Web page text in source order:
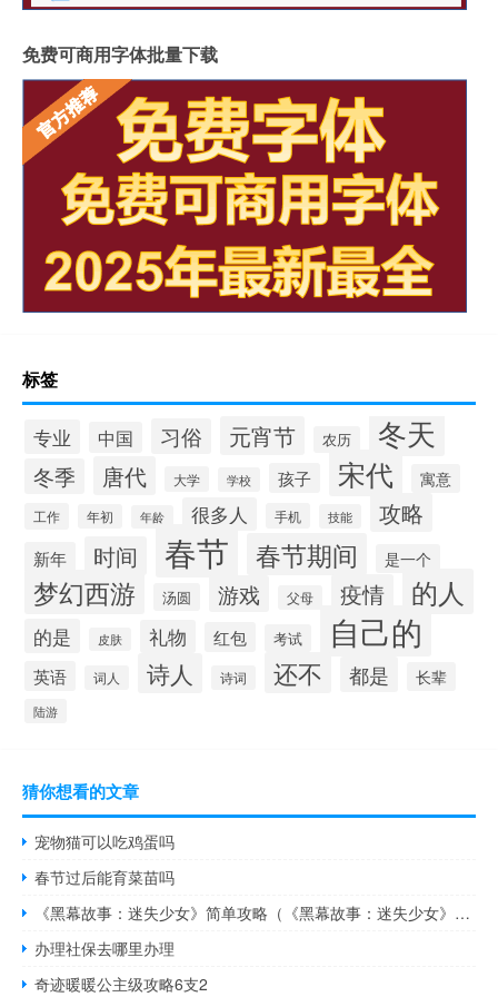
免费可商用字体批量下载
标签
专业 中国 习俗 元宵节 农历 冬天
冬季 唐代 大学 学校 孩子 宋代 寓意
工作 年初 年龄 很多人 手机 技能 攻略
新年 时间 春节 春节期间 是一个
梦幻西游 汤圆 游戏 父母 疫情 的人
的是 皮肤 礼物 红包 考试 自己的
英语 词人 诗人 诗词 还不 都是 长辈
陆游
猜你想看的文章
宠物猫可以吃鸡蛋吗
春节过后能育菜苗吗
《黑幕故事：迷失少女》简单攻略（《黑幕故事：迷失少女》简单攻略）
办理社保去哪里办理
奇迹暖暖公主级攻略6支2